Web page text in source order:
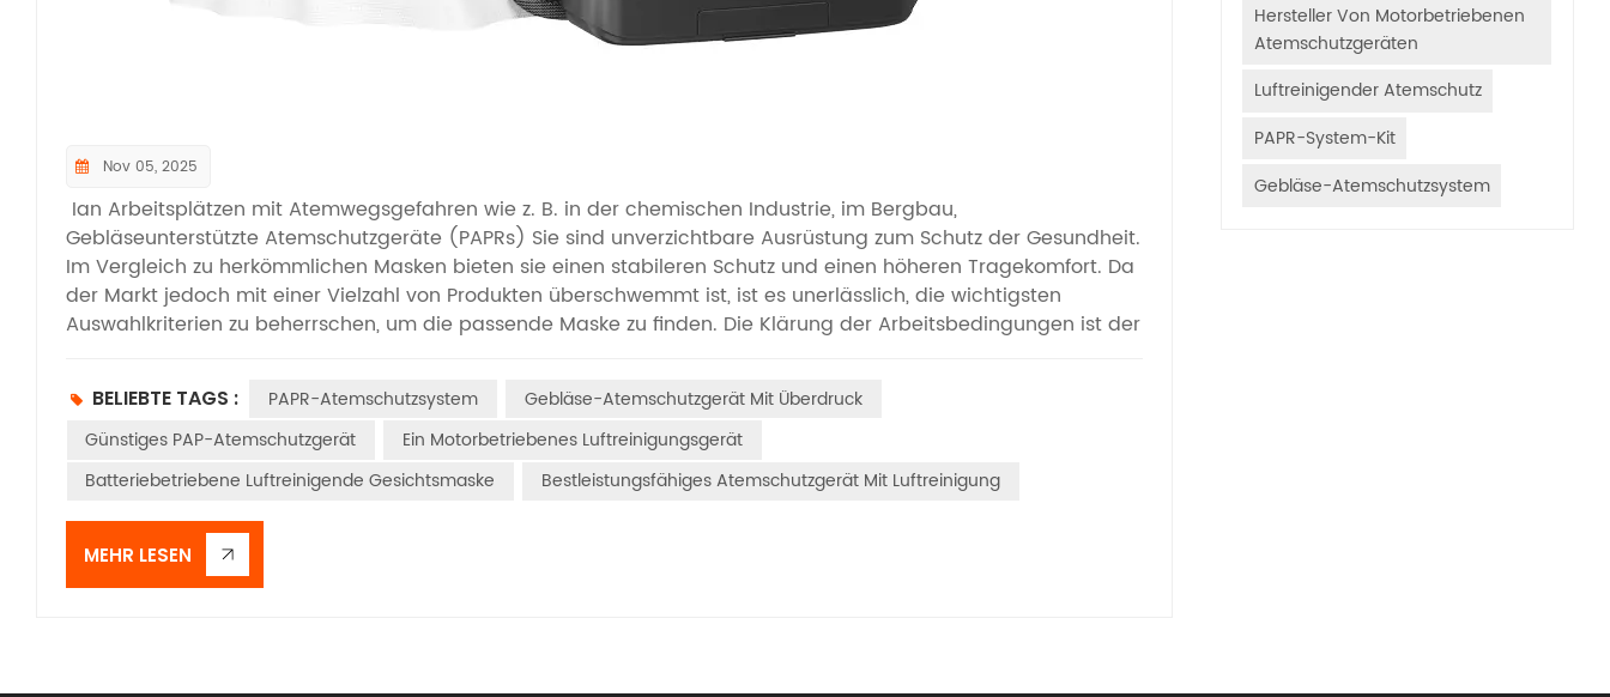
Hersteller Von Motorbetriebenen
Atemschutzgeräten
Luftreinigender Atemschutz
PAPR-System-Kit
Gebläse-Atemschutzsystem
Nov 05, 2025
Ian Arbeitsplätzen mit Atemwegsgefahren wie z. B. in der chemischen Industrie, im Bergbau,
Gebläseunterstützte Atemschutzgeräte (PAPRs) Sie sind unverzichtbare Ausrüstung zum Schutz der Gesundheit.
Im Vergleich zu herkömmlichen Masken bieten sie einen stabileren Schutz und einen höheren Tragekomfort. Da
der Markt jedoch mit einer Vielzahl von Produkten überschwemmt ist, ist es unerlässlich, die wichtigsten
Auswahlkriterien zu beherrschen, um die passende Maske zu finden. Die Klärung der Arbeitsbedingungen ist der
Gebläseunterstützung und Filterwatte der Klasse N95 oder höher bevorzugt werden. Bei Arbeiten mit
gefährlichen Gasen, beispielsweise in der chemischen Industrie, müssen die passenden Gasfilterpatronen
verwendet und der Schutzbereich auf die Art der Schadstoffe abgestimmt werden. In Umgebungen mit hoher
Luftfeuchtigkeit, hohen Temperaturen oder elektrostatischer Aufladung sind die wasserdichten,
hitzebeständigen und antistatischen Eigenschaften des Produkts besonders wichtig. Die wichtigsten
Leistungsparameter sind entscheidende Kriterien. Die Filtrationseffizienz muss bestimmte Anforderungen
erfüllen. internationale Standards ( US NIOSH, EU CE) gewährleisten eine Filtrationseffizienz von mindestens 95 %
für die Zielschadstoffe. Für Hochrisikoszenarien werden Hocheffizienzfilter mit 99,9 % empfohlen. Für einen
BELIEBTE TAGS : PAPR-Atemschutzsystem
Gebläse-Atemschutzgerät Mit Überdruck
Günstiges PAP-Atemschutzgerät
Ein Motorbetriebenes Luftreinigungsgerät
Batteriebetriebene Luftreinigende Gesichtsmaske
Bestleistungsfähiges Atemschutzgerät Mit Luftreinigung
MEHR LESEN